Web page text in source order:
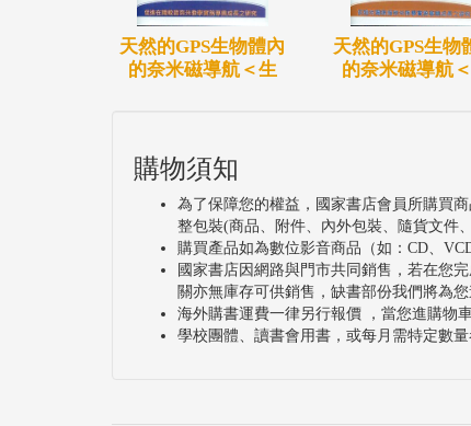
天然的GPS生物體內
的奈米磁導航＜生
天然的GPS生物
的奈米磁導航
購物須知
為了保障您的權益，國家書店會員所購買
整包裝(商品、附件、內外包裝、隨貨文件
購買產品如為數位影音商品（如：CD、
國家書店因網路與門市共同銷售，若在您
關亦無庫存可供銷售，缺書部份我們將為您
海外購書運費一律另行報價 ，當您進購物
學校團體、讀書會用書，或每月需特定數